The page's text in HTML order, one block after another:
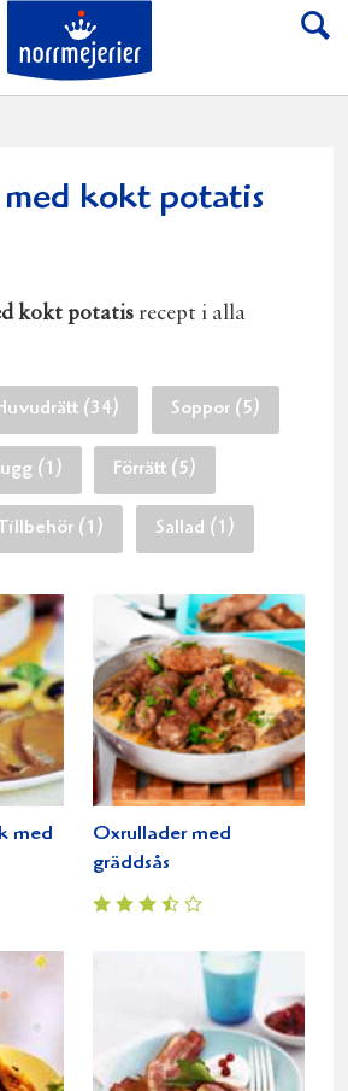
Till Norrmejerier
med kokt potatis
kokt potatis recept i alla
(34) Soppor (5)
(1) Förrätt (5)
Tillbehör (1) Sallad (1)
med
Oxrullader med
gräddsås